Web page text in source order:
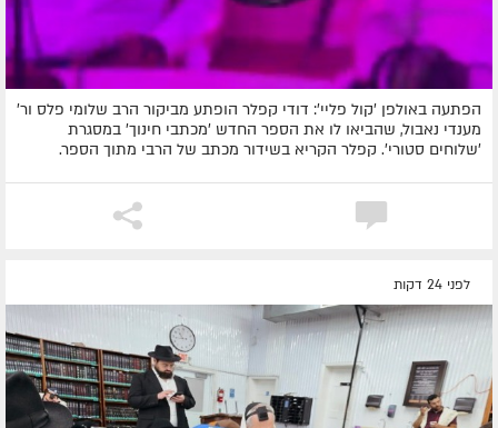
הפתעה באולפן 'קול פליי': דודי קפלר הופתע מביקור הרב שלומי פלס ור'
מענדי נאבול, שהביאו לו את הספר החדש 'מכתבי חינוך' במסגרת
'שלוחים סטורי'. קפלר הקריא בשידור מכתב של הרבי מתוך הספר.
לפני 24 דקות